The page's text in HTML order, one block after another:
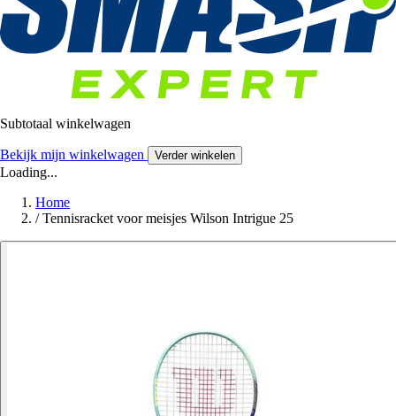
Subtotaal winkelwagen
Bekijk mijn winkelwagen Verder winkelen
Loading...
Home
/ Tennisracket voor meisjes Wilson Intrigue 25